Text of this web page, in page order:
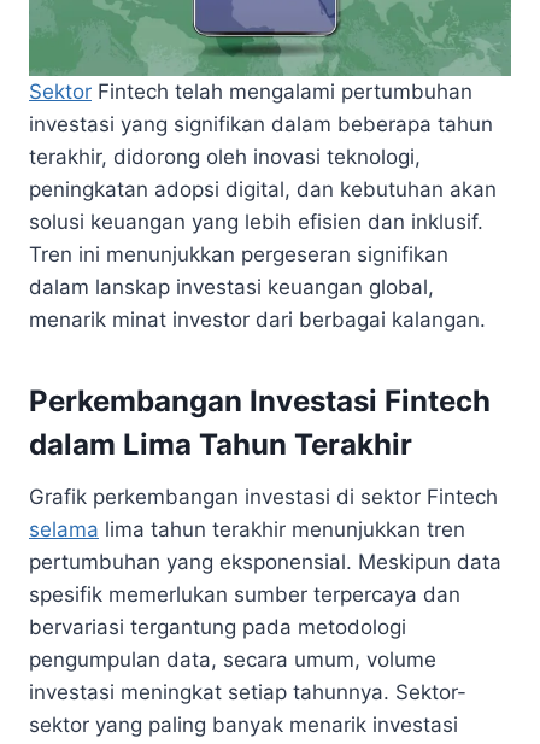
Sektor Fintech telah mengalami pertumbuhan
investasi yang signifikan dalam beberapa tahun
terakhir, didorong oleh inovasi teknologi,
peningkatan adopsi digital, dan kebutuhan akan
solusi keuangan yang lebih efisien dan inklusif.
Tren ini menunjukkan pergeseran signifikan
dalam lanskap investasi keuangan global,
menarik minat investor dari berbagai kalangan.
Perkembangan Investasi Fintech
dalam Lima Tahun Terakhir
Grafik perkembangan investasi di sektor Fintech
selama lima tahun terakhir menunjukkan tren
pertumbuhan yang eksponensial. Meskipun data
spesifik memerlukan sumber terpercaya dan
bervariasi tergantung pada metodologi
pengumpulan data, secara umum, volume
investasi meningkat setiap tahunnya. Sektor-
sektor yang paling banyak menarik investasi